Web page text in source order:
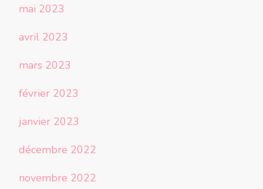
mai 2023
avril 2023
mars 2023
février 2023
janvier 2023
décembre 2022
novembre 2022